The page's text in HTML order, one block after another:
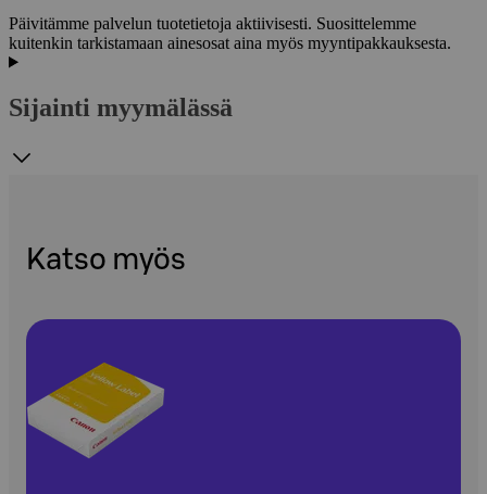
Päivitämme palvelun tuotetietoja aktiivisesti. Suosittelemme
kuitenkin tarkistamaan ainesosat aina myös myyntipakkauksesta.
Sijainti myymälässä
Katso myös